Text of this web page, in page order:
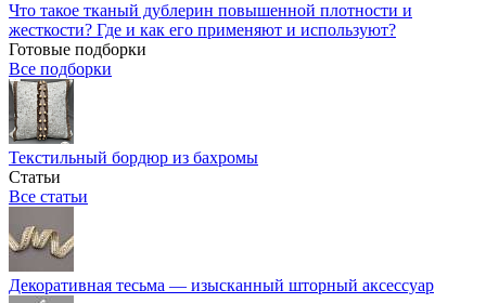
Что такое тканый дублерин повышенной плотности и
жесткости? Где и как его применяют и используют?
Готовые подборки
Все подборки
Текстильный бордюр из бахромы
Статьи
Все статьи
Декоративная тесьма — изысканный шторный аксессуар